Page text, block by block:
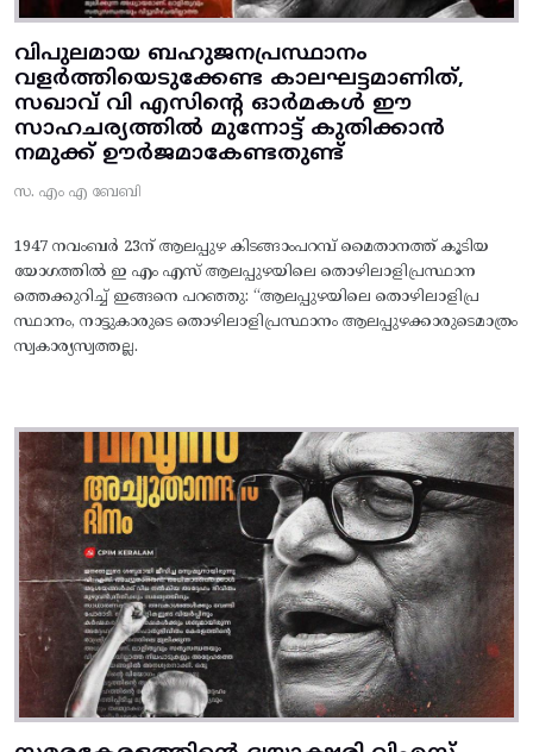
വിപുലമായ ബഹുജനപ്രസ്ഥാനം
വളർത്തിയെടുക്കേണ്ട കാലഘട്ടമാണിത്,
സഖാവ് വി എസിന്റെ ഓർമകൾ ഈ
സാഹചര്യത്തിൽ മുന്നോട്ട്‌ കുതിക്കാൻ
നമുക്ക് ഊർജമാകേണ്ടതുണ്ട്
സ. എം എ ബേബി
1947 നവംബർ 23ന് ആലപ്പുഴ കിടങ്ങാംപറമ്പ്‌ മൈതാനത്ത്‌ കൂടിയ
യോഗത്തിൽ ഇ എം എസ് ആലപ്പുഴയിലെ തൊഴിലാളിപ്രസ്ഥാന
ത്തെക്കുറിച്ച് ഇങ്ങനെ പറഞ്ഞു: “ആലപ്പുഴയിലെ തൊഴിലാളിപ്ര
സ്ഥാനം, നാട്ടുകാരുടെ തൊഴിലാളിപ്രസ്ഥാനം ആലപ്പുഴക്കാരുടെമാത്രം
സ്വകാര്യസ്വത്തല്ല.